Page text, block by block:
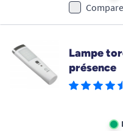
Lampe
présence